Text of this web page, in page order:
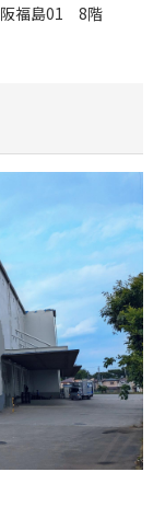
阪福島01 8階